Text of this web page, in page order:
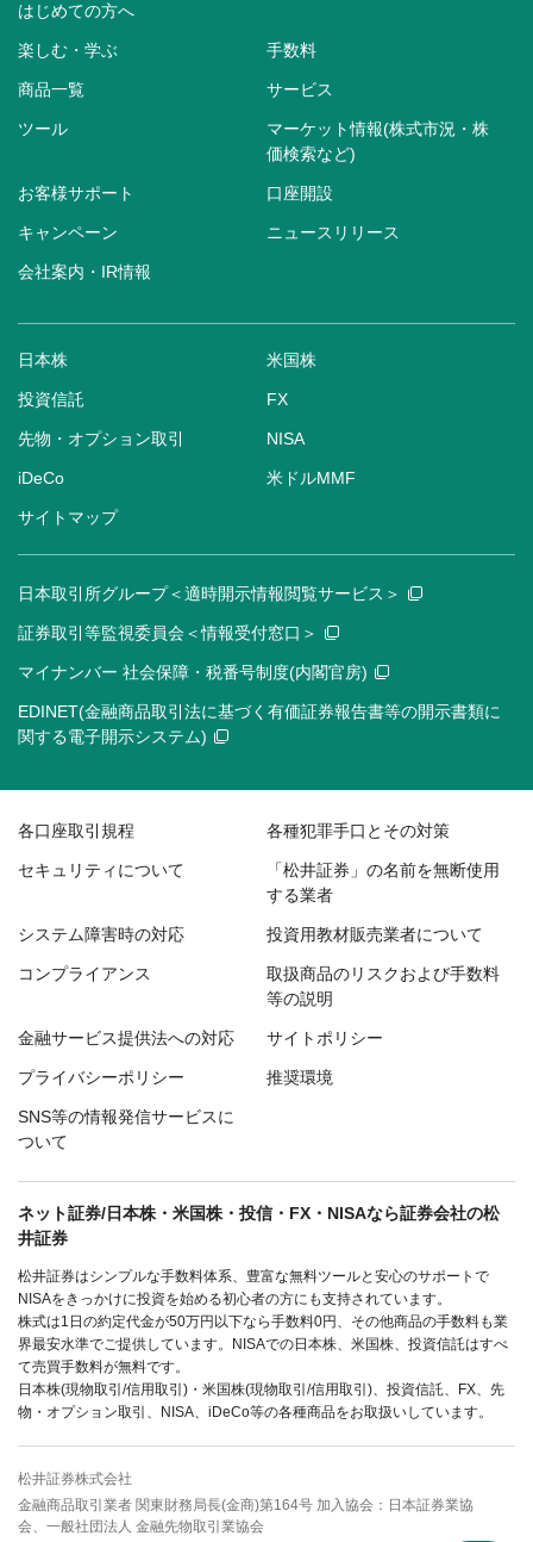
はじめての方へ
楽しむ・学ぶ 手数料
商品一覧 サービス
ツール
マーケット情報(株式市況・株
価検索など)
お客様サポート 口座開設
キャンペーン ニュースリリース
会社案内・IR情報
日本株 米国株
投資信託 FX
先物・オプション取引 NISA
iDeCo 米ドルMMF
サイトマップ
日本取引所グループ＜適時開示情報閲覧サービス＞
証券取引等監視委員会＜情報受付窓口＞
マイナンバー 社会保障・税番号制度(内閣官房)
EDINET(金融商品取引法に基づく有価証券報告書等の開示書類に
関する電子開示システム)
各口座取引規程 各種犯罪手口とその対策
セキュリティについて
「松井証券」の名前を無断使用
する業者
システム障害時の対応 投資用教材販売業者について
コンプライアンス
取扱商品のリスクおよび手数料
等の説明
金融サービス提供法への対応 サイトポリシー
プライバシーポリシー 推奨環境
SNS等の情報発信サービスに
ついて
ネット証券/日本株・米国株・投信・FX・NISAなら証券会社の松
井証券
松井証券はシンプルな手数料体系、豊富な無料ツールと安心のサポートで
NISAをきっかけに投資を始める初心者の方にも支持されています。
株式は1日の約定代金が50万円以下なら手数料0円、その他商品の手数料も業
界最安水準でご提供しています。NISAでの日本株、米国株、投資信託はすべ
て売買手数料が無料です。
日本株(現物取引/信用取引)・米国株(現物取引/信用取引)、投資信託、FX、先
物・オプション取引、NISA、iDeCo等の各種商品をお取扱いしています。
松井証券株式会社
金融商品取引業者 関東財務局長(金商)第164号 加入協会：日本証券業協
会、一般社団法人 金融先物取引業協会